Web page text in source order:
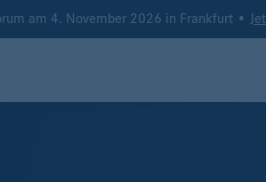
am 4. November 2026 in Frankfurt •